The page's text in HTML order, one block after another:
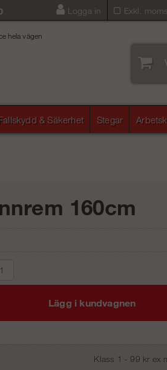
Exkl. moms
Logga in
hela vägen
& Säkerhet Stegar
160cm
Lägg i kundvagnen
Klass 1 - 99 kr ex